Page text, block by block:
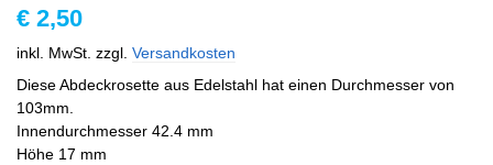
€ 2,50
inkl. MwSt. zzgl. Versandkosten
Diese Abdeckrosette aus Edelstahl hat einen Durchmesser von
103mm.
Innendurchmesser 42.4 mm
Höhe 17 mm